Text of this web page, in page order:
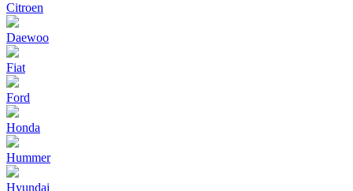
Citroen
Daewoo
Fiat
Ford
Honda
Hummer
Hyundai